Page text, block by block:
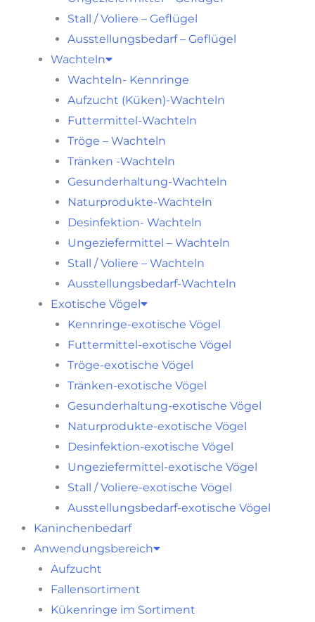
Stall / Voliere – Geflügel
Ausstellungsbedarf – Geflügel
Wachteln
Wachteln- Kennringe
Aufzucht (Küken)-Wachteln
Futtermittel-Wachteln
Tröge – Wachteln
Tränken -Wachteln
Gesunderhaltung-Wachteln
Naturprodukte-Wachteln
Desinfektion- Wachteln
Ungeziefermittel – Wachteln
Stall / Voliere – Wachteln
Ausstellungsbedarf-Wachteln
Exotische Vögel
Kennringe-exotische Vögel
Futtermittel-exotische Vögel
Tröge-exotische Vögel
Tränken-exotische Vögel
Gesunderhaltung-exotische Vögel
Naturprodukte-exotische Vögel
Desinfektion-exotische Vögel
Ungeziefermittel-exotische Vögel
Stall / Voliere-exotische Vögel
Ausstellungsbedarf-exotische Vögel
Kaninchenbedarf
Anwendungsbereich
Aufzucht
Fallensortiment
Kükenringe im Sortiment